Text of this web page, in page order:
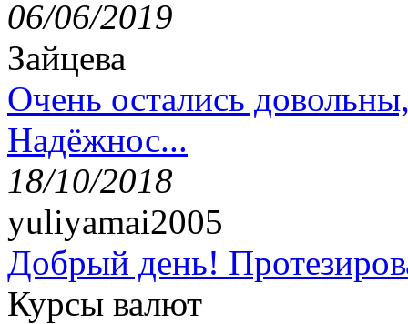
06/06/2019
Зайцева
Очень остались
Надёжнос...
18/10/2018
yuliyamai2005
Добрый день!
Курсы валют